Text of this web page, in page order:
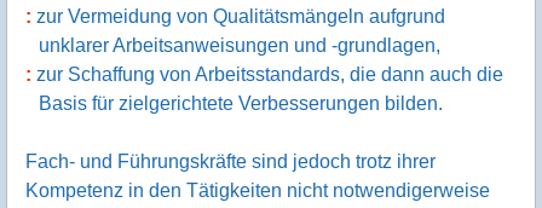
zur Vermeidung von Qualitätsmängeln aufgrund
unklarer Arbeitsanweisungen und -grundlagen,
zur Schaffung von Arbeitsstandards, die dann auch die
Basis für zielgerichtete Verbesserungen bilden.
Fach- und Führungskräfte sind jedoch trotz ihrer
Kompetenz in den Tätigkeiten nicht notwendigerweise